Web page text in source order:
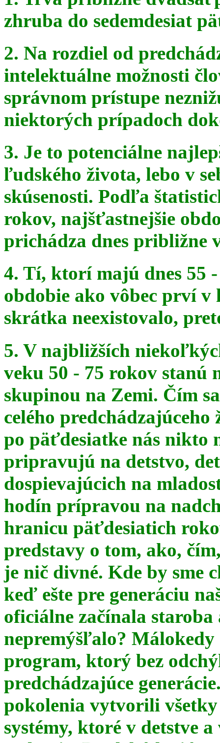
zhruba do sedemdesiat
2. Na rozdiel od
intelektuálne možnosti
správnom prístupe
niektorých prípadoch
3. Je to potenciálne
ľudského života, lebo v
skúsenosti. Podľa
rokov, najšťastnejšie
prichádza dnes približne
4. Tí, ktorí majú dnes 55
obdobie ako vôbec prví
skrátka neexistovalo,
5. V najbližších
veku 50 - 75 rokov stanú
skupinou na Zemi. Čím
celého
po päťdesiatke nás nikto
pripravujú na detstvo,
dospievajúcich na
hodín prípravou na
hranicu päťdesiatich
predstavy o tom, ako,
je nič divné. Kde by sme
keď ešte pre generáciu
oficiálne začínala
nepremýšľalo? Málokedy
program, ktorý bez
predchádzajúce
pokolenia vytvorili
systémy, ktoré v detstve